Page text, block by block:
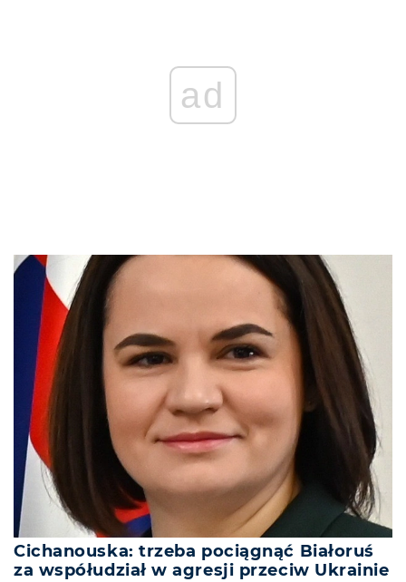
ad
Cichanouska: trzeba pociągnąć Białoruś
za współudział w agresji przeciw Ukrainie